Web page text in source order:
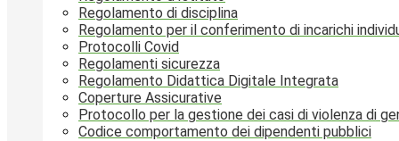
Regolamento di disciplina
Regolamento per il conferimento di incarichi
Protocolli Covid
Regolamenti sicurezza
Regolamento Didattica Digitale Integrata
Coperture Assicurative
Protocollo per la gestione dei casi di violenza di
Codice comportamento dei dipendenti pubblici